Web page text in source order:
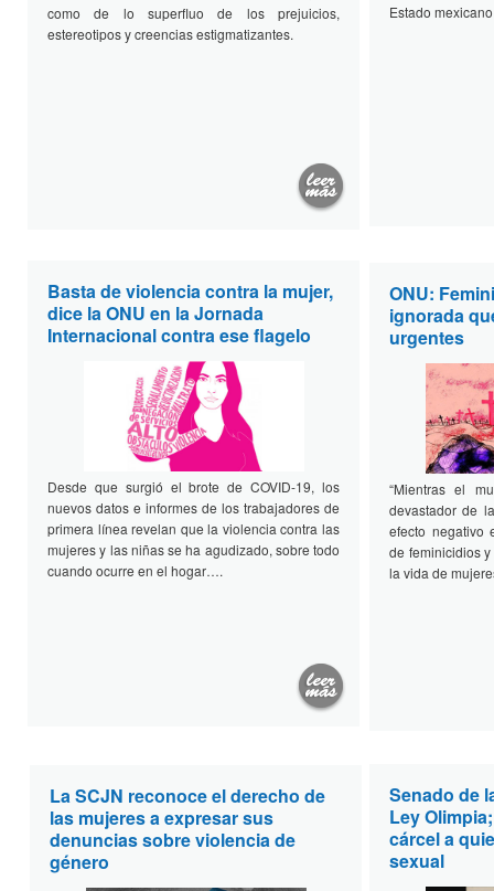
como de lo superfluo de los prejuicios,
estereotipos y creencias estigmatizantes.
Estado
Basta de violencia contra la mujer,
dice la ONU en la Jornada
Internacional contra ese flagelo
Desde que surgió el brote de COVID-19, los
nuevos datos e informes de los trabajadores de
primera línea revelan que la violencia contra las
mujeres y las niñas se ha agudizado, sobre todo
cuando ocurre en el hogar….
ONU:
ignorada
urgentes
“Mientras el
devastador de
efecto negativo
de feminicidios
la vida de
La SCJN reconoce el derecho de
las mujeres a expresar sus
denuncias sobre violencia de
género
Senado de
Ley
cárcel a
sexual